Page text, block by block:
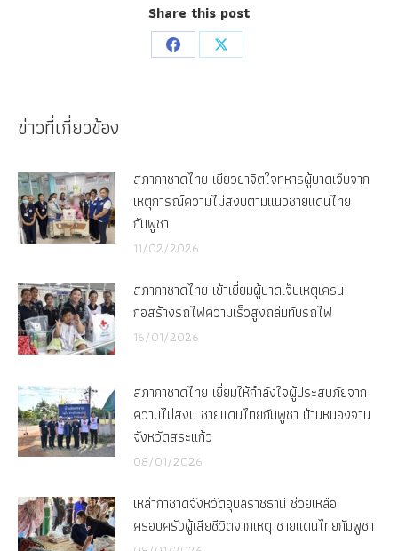
Share this post
Share
Share
ข่าวที่เกี่ยวข้อง
สภากาชาดไทย เยียวยาจิตใจทหารผู้บาดเจ็บจาก
เหตุการณ์ความไม่สงบตามแนวชายแดนไทย
กัมพูชา
11/02/2026
สภากาชาดไทย เข้าเยี่ยมผู้บาดเจ็บเหตุเครน
ก่อสร้างรถไฟความเร็วสูงถล่มทับรถไฟ
16/01/2026
สภากาชาดไทย เยี่ยมให้กำลังใจผู้ประสบภัยจาก
ความไม่สงบ ชายแดนไทยกัมพูชา บ้านหนองจาน
จังหวัดสระแก้ว
08/01/2026
เหล่ากาชาดจังหวัดอุบลราชธานี ช่วยเหลือ
ครอบครัวผู้เสียชีวิตจากเหตุ ชายแดนไทยกัมพูชา